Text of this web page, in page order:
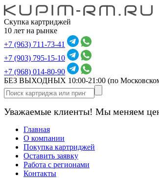
Скупка картриджей
10 лет на рынке
+7 (963) 711-73-41
+7 (903) 795-15-10
+7 (968) 014-80-90
БЕЗ ВЫХОДНЫХ 10:00-21:00 (по
Уважаемые клиенты! Мы меняем
Главная
О компании
Покупка картриджей
Оставить заявку
Работа с регионами
Контакты